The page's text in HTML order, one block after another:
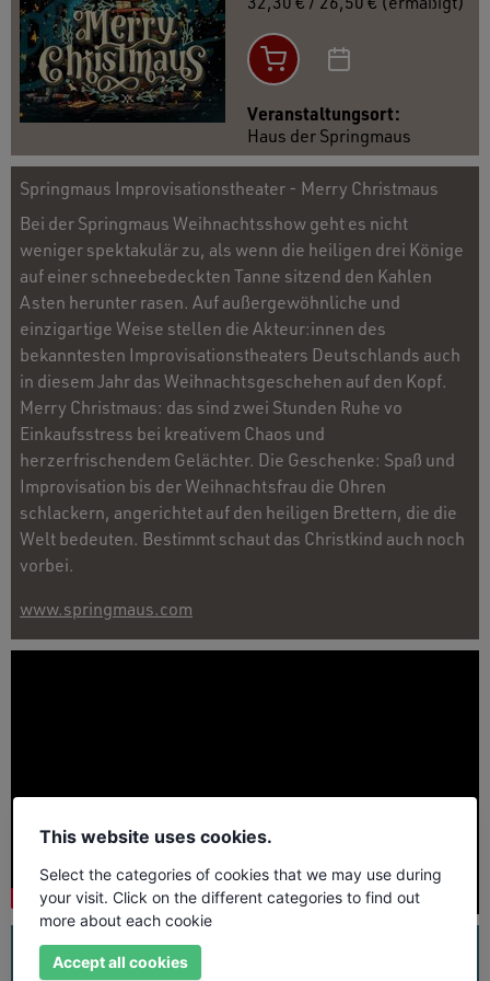
Veranstaltungsort:
Haus der Springmaus
Springmaus Improvisationstheater - Merry Christmaus
Bei der Springmaus Weihnachtsshow geht es nicht
weniger spektakulär zu, als wenn die heiligen drei Könige
auf einer schneebedeckten Tanne sitzend den Kahlen
Asten herunter rasen. Auf außergewöhnliche und
einzigartige Weise stellen die Akteur:innen des
bekanntesten Improvisationstheaters Deutschlands auch
in diesem Jahr das Weihnachtsgeschehen auf den Kopf.
Merry Christmaus: das sind zwei Stunden Ruhe vo
Einkaufsstress bei kreativem Chaos und
herzerfrischendem Gelächter. Die Geschenke: Spaß und
Improvisation bis der Weihnachtsfrau die Ohren
schlackern, angerichtet auf den heiligen Brettern, die die
Welt bedeuten. Bestimmt schaut das Christkind auch noch
vorbei.
www.springmaus.com
UNSER PROGRAMM
This website uses cookies.
Select the categories of cookies that we may use during
your visit. Click on the different categories to find out
more about each cookie
Accept all cookies